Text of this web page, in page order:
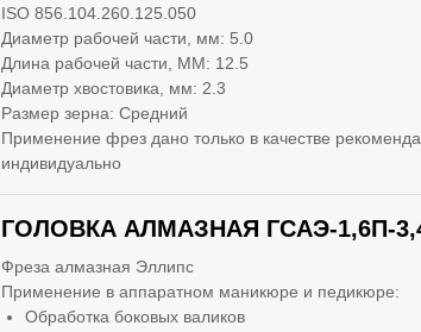
ISO 856.104.260.125.050
Диаметр рабочей части, мм: 5.0
Длина рабочей части, ММ: 12.5
Диаметр хвостовика, мм: 2.3
Размер зерна: Средний
Применение фрез дано только в качестве
индивидуально
ГОЛОВКА АЛМАЗНАЯ ГСАЭ-1,6П-
Фреза алмазная Эллипс
Применение в аппаратном маникюре и педикюре:
Обработка боковых валиков